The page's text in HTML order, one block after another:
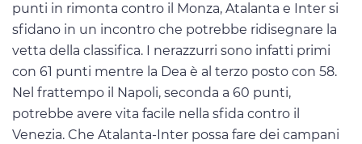
punti in rimonta contro il Monza, Atalanta e Inter si
sfidano in un incontro che potrebbe ridisegnare la
vetta della classifica. I nerazzurri sono infatti primi
con 61 punti mentre la Dea è al terzo posto con 58.
Nel frattempo il Napoli, seconda a 60 punti,
potrebbe avere vita facile nella sfida contro il
Venezia. Che Atalanta-Inter possa fare dei campani